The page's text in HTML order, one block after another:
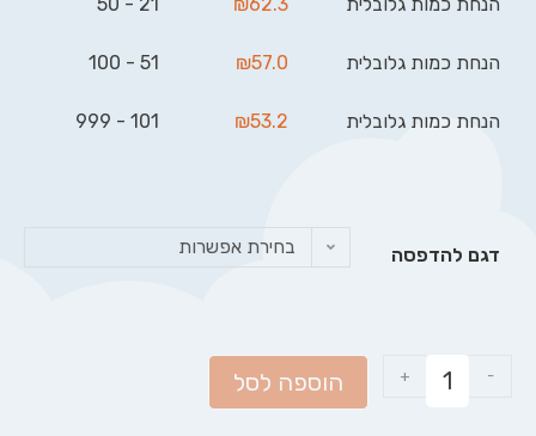
הנחת כמות גלובלית ₪57.0
51 - 100
הנחת כמות גלובלית ₪53.2
101 - 999
דגם להדפסה בחירת אפשרות
-
+ הוספה לסל